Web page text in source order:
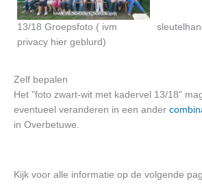
13/18 Groepsfoto ( ivm
privacy hier geblurd)
Zelf bepalen
Het "foto zwart-wit met kadervel 13/18"
eventueel veranderen in een ander
in Overbetuwe.
Kijk voor alle informatie op de volgende